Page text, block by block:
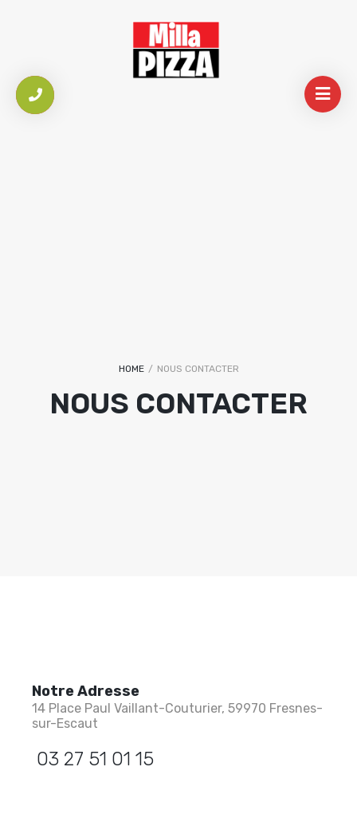
HOME / NOUS CONTACTER
NOUS CONTACTER
Notre Adresse
14 Place Paul Vaillant-Couturier, 59970 Fresnes-
sur-Escaut
03 27 51 01 15